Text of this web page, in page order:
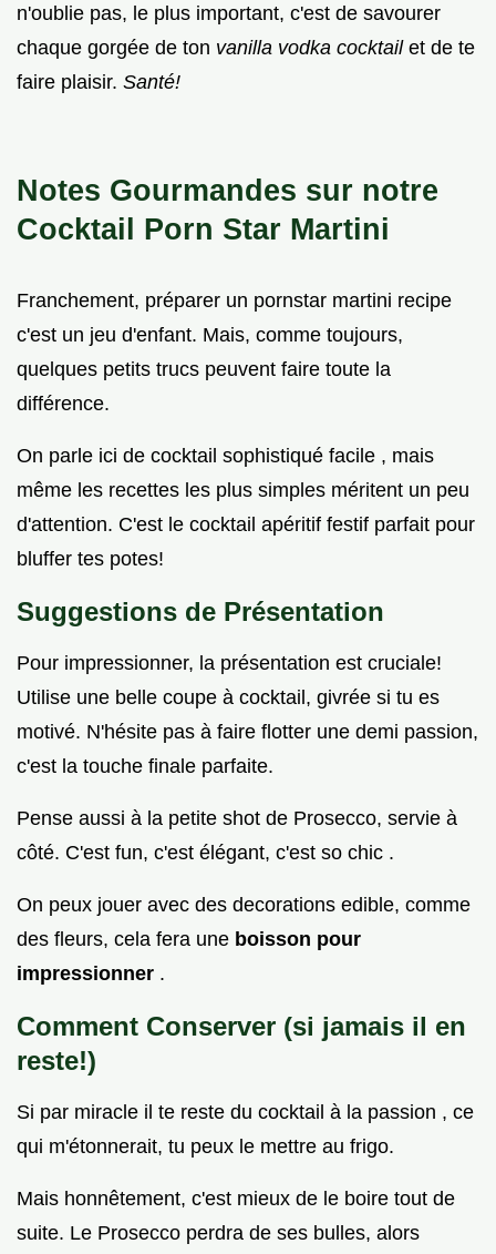
n'oublie pas, le plus important, c'est de savourer
chaque gorgée de ton vanilla vodka cocktail et de te
faire plaisir. Santé!
Notes Gourmandes sur notre
Cocktail Porn Star Martini
Franchement, préparer un pornstar martini recipe
c'est un jeu d'enfant. Mais, comme toujours,
quelques petits trucs peuvent faire toute la
différence.
On parle ici de cocktail sophistiqué facile , mais
même les recettes les plus simples méritent un peu
d'attention. C'est le cocktail apéritif festif parfait pour
bluffer tes potes!
Suggestions de Présentation
Pour impressionner, la présentation est cruciale!
Utilise une belle coupe à cocktail, givrée si tu es
motivé. N'hésite pas à faire flotter une demi passion,
c'est la touche finale parfaite.
Pense aussi à la petite shot de Prosecco, servie à
côté. C'est fun, c'est élégant, c'est so chic .
On peux jouer avec des decorations edible, comme
des fleurs, cela fera une boisson pour
impressionner .
Comment Conserver (si jamais il en
reste!)
Si par miracle il te reste du cocktail à la passion , ce
qui m'étonnerait, tu peux le mettre au frigo.
Mais honnêtement, c'est mieux de le boire tout de
suite. Le Prosecco perdra de ses bulles, alors